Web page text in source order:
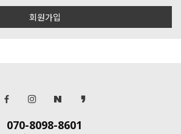
회원가입
070-8098-8601